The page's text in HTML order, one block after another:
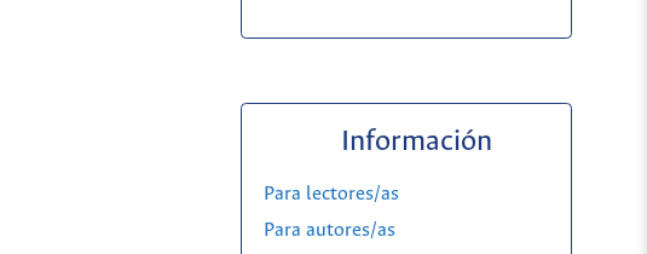
Información
Para lectores/as
Para autores/as